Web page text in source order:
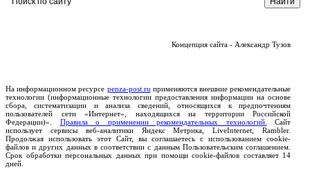
Концепция сайта - Александр Тузов
На информационном ресурсе penza-post.ru применяются внешние рекомендательные
технологии (информационные технологии предоставления информации на основе
сбора, систематизации и анализа сведений, относящихся к предпочтениям
пользователей сети «Интернет», находящихся на территории Российской
Федерации)». Правила о применении рекомендательных технологий.
Сайт
использует сервисы веб-аналитики Яндекс Метрика, LiveInternet, Rambler.
Продолжая использовать этот Сайт, вы соглашаетесь с использованием cookie-
файлов и других данных в соответствии с данным Пользовательским соглашением.
Срок обработки персональных данных при помощи cookie-файлов составляет 14
дней.